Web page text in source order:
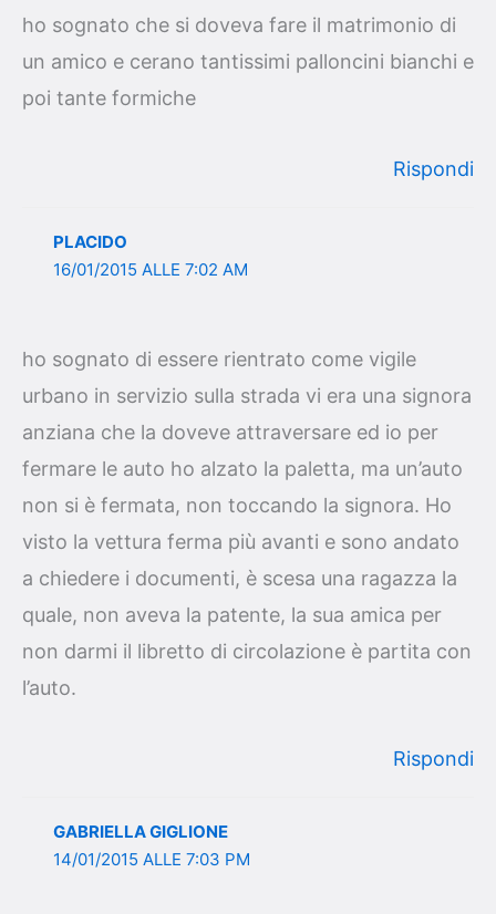
ho sognato che si doveva fare il matrimonio di
un amico e cerano tantissimi palloncini bianchi e
poi tante formiche
Rispondi
PLACIDO
16/01/2015 ALLE 7:02 AM
ho sognato di essere rientrato come vigile
urbano in servizio sulla strada vi era una signora
anziana che la doveve attraversare ed io per
fermare le auto ho alzato la paletta, ma un’auto
non si è fermata, non toccando la signora. Ho
visto la vettura ferma più avanti e sono andato
a chiedere i documenti, è scesa una ragazza la
quale, non aveva la patente, la sua amica per
non darmi il libretto di circolazione è partita con
l’auto.
Rispondi
GABRIELLA GIGLIONE
14/01/2015 ALLE 7:03 PM